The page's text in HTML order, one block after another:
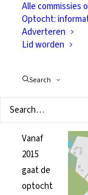
Alle commissies
Optocht:
Adverteren
Lid worden
Search
Route
Gerwen
Vanaf
2015
gaat de
optocht